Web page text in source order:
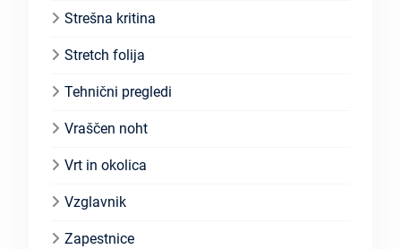
Strešna kritina
Stretch folija
Tehnični pregledi
Vraščen noht
Vrt in okolica
Vzglavnik
Zapestnice